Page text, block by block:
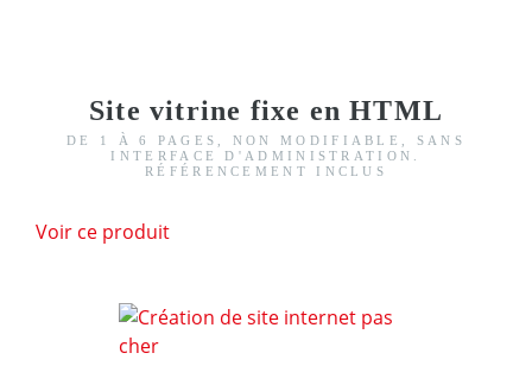
Site vitrine fixe en HTML
DE 1 À 6 PAGES, NON MODIFIABLE, SANS
INTERFACE D'ADMINISTRATION.
RÉFÉRENCEMENT INCLUS
Voir ce produit